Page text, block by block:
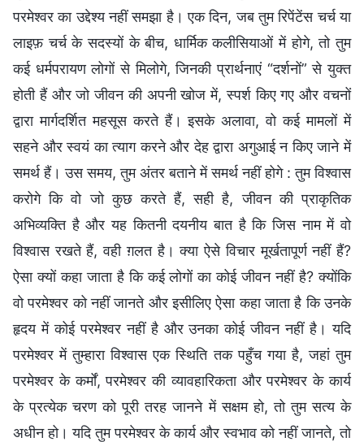
परमेश्वर का उद्देश्य नहीं समझा है। एक दिन, जब तुम रिपेंटेंस चर्च या
लाइफ़ चर्च के सदस्यों के बीच, धार्मिक कलीसियाओं में होगे, तो तुम
कई धर्मपरायण लोगों से मिलोगे, जिनकी प्रार्थनाएं “दर्शनों” से युक्त
होती हैं और जो जीवन की अपनी खोज में, स्पर्श किए गए और वचनों
द्वारा मार्गदर्शित महसूस करते हैं। इसके अलावा, वो कई मामलों में
सहने और स्वयं का त्याग करने और देह द्वारा अगुआई न किए जाने में
समर्थ हैं। उस समय, तुम अंतर बताने में समर्थ नहीं होगे : तुम विश्वास
करोगे कि वो जो कुछ करते हैं, सही है, जीवन की प्राकृतिक
अभिव्यक्ति है और यह कितनी दयनीय बात है कि जिस नाम में वो
विश्वास रखते हैं, वही ग़लत है। क्या ऐसे विचार मूर्खतापूर्ण नहीं हैं?
ऐसा क्यों कहा जाता है कि कई लोगों का कोई जीवन नहीं है? क्योंकि
वो परमेश्वर को नहीं जानते और इसीलिए ऐसा कहा जाता है कि उनके
हृदय में कोई परमेश्वर नहीं है और उनका कोई जीवन नहीं है। यदि
परमेश्वर में तुम्हारा विश्वास एक स्थिति तक पहुँच गया है, जहां तुम
परमेश्वर के कर्मों, परमेश्वर की व्यावहारिकता और परमेश्वर के कार्य
के प्रत्येक चरण को पूरी तरह जानने में सक्षम हो, तो तुम सत्य के
अधीन हो। यदि तुम परमेश्वर के कार्य और स्वभाव को नहीं जानते, तो